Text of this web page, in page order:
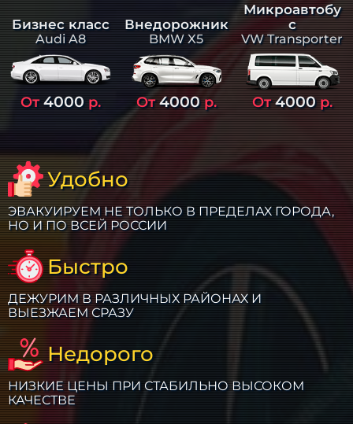
Бизнес класс
Audi A8
От4000 р.
Внедорожник
BMW X5
От4000р.
Микроавтобу
с
VW Transporter
От4000р.
Удобно
ЭВАКУИРУЕМ НЕ ТОЛЬКО В ПРЕДЕЛАХ ГОРОДА,
НО И ПО ВСЕЙ РОССИИ
Быстро
ДЕЖУРИМ В РАЗЛИЧНЫХ РАЙОНАХ И
ВЫЕЗЖАЕМ СРАЗУ
Недорого
НИЗКИЕ ЦЕНЫ ПРИ СТАБИЛЬНО ВЫСОКОМ
КАЧЕСТВЕ